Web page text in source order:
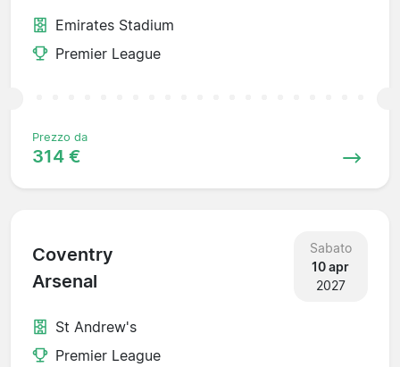
Emirates Stadium
Premier League
Prezzo da
314 €
Coventry
Arsenal
Sabato
10 apr
2027
St Andrew's
Premier League